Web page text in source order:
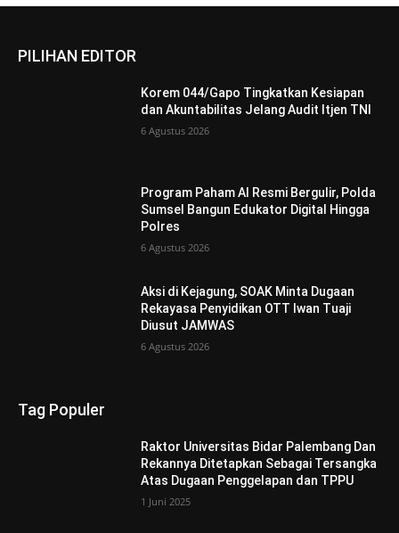
PILIHAN EDITOR
Korem 044/Gapo Tingkatkan Kesiapan
dan Akuntabilitas Jelang Audit Itjen TNI
6 Agustus 2026
Program Paham AI Resmi Bergulir, Polda
Sumsel Bangun Edukator Digital Hingga
Polres
6 Agustus 2026
Aksi di Kejagung, SOAK Minta Dugaan
Rekayasa Penyidikan OTT Iwan Tuaji
Diusut JAMWAS
6 Agustus 2026
Tag Populer
Raktor Universitas Bidar Palembang Dan
Rekannya Ditetapkan Sebagai Tersangka
Atas Dugaan Penggelapan dan TPPU
1 Juni 2025